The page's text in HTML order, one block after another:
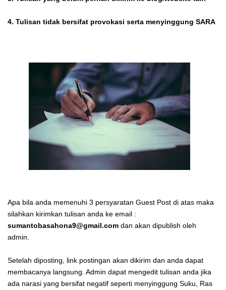
4. Tulisan tidak bersifat provokasi serta menyinggung SARA
Apa bila anda memenuhi 3 persyaratan Guest Post di atas maka
silahkan kirimkan tulisan anda ke email :
sumantobasahona9@gmail.com dan akan dipublish oleh
admin.
Setelah diposting, link postingan akan dikirim dan anda dapat
membacanya langsung. Admin dapat mengedit tulisan anda jika
ada narasi yang bersifat negatif seperti menyinggung Suku, Ras